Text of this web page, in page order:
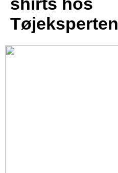
Tøjeksperten